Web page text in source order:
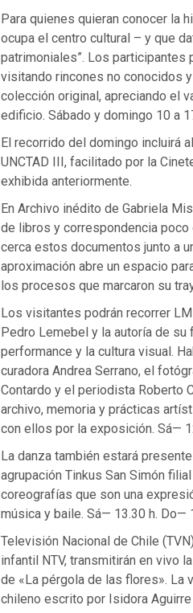
Para quienes quieran conocer la
ocupa el centro cultural – y que
patrimoniales”. Los participantes
visitando rincones no conocidos
colección original, apreciando el
edificio. Sábado y domingo 10 a
El recorrido del domingo incluirá
UNCTAD III, facilitado por la
exhibida anteriormente.
En Archivo inédito de Gabriela
de libros y correspondencia
cerca estos documentos junto a
aproximación abre un espacio
los procesos que marcaron su
Los visitantes podrán recorrer
Pedro Lemebel y la autoría de su
performance y la cultura visual.
curadora Andrea Serrano, el
Contardo y el periodista Roberto
archivo, memoria y prácticas
con ellos por la exposición. Sá—
La danza también estará
agrupación Tinkus San Simón
coreografías que son una
música y baile. Sá— 13.30 h. Do—
Televisión Nacional de Chile
infantil NTV, transmitirán en vivo
de «La pérgola de las flores». La
chileno escrito por Isidora